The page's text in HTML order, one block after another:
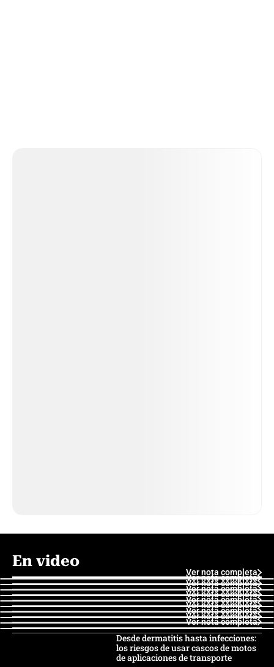
En video
Ver nota completa
Ver nota completa
Ver nota completa
Ver nota completa
Ver nota completa
Ver nota completa
Ver nota completa
Ver nota completa
Ver nota completa
Ver nota completa
Desde dermatitis hasta infecciones:
los riesgos de usar cascos de motos
de aplicaciones de transporte